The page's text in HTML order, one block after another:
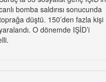
bomba saldırısı sonucunda
düştü. 150’den fazla kişi
O dönemde IŞİD’i